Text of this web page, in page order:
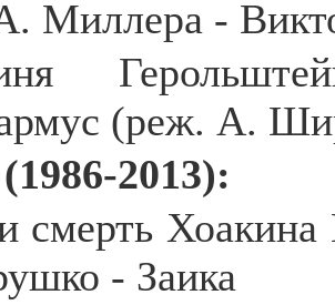
Миллера -
(реж. А.
2013):
смерть
- Заика